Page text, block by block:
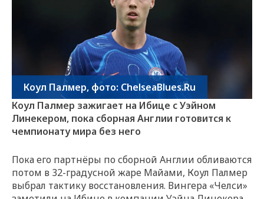
Коул Палмер, фото: ChelseaBlues.Ru
Коул Палмер зажигает на Ибице с Уэйном
Линекером, пока сборная Англии готовится к
чемпионату мира без него
Пока его партнёры по сборной Англии обливаются
потом в 32-градусной жаре Майами, Коул Палмер
выбрал тактику восстановления. Вингера «Челси»